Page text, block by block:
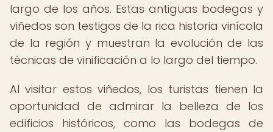
largo de los años. Estas antiguas bodegas y
viñedos son testigos de la rica historia vinícola
de la región y muestran la evolución de las
técnicas de vinificación a lo largo del tiempo.
Al visitar estos viñedos, los turistas tienen la
oportunidad de admirar la belleza de los
edificios históricos, como las bodegas de